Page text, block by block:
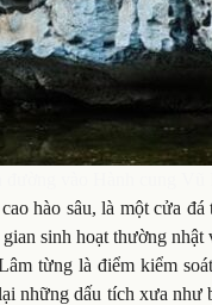
hào sâu, là một cửa
sinh hoạt thường
từng là điểm kiểm
những dấu tích xưa như